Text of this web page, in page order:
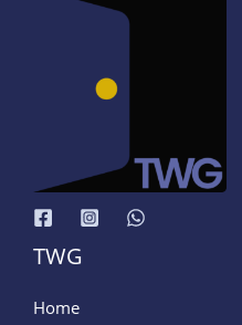
TWG
Home